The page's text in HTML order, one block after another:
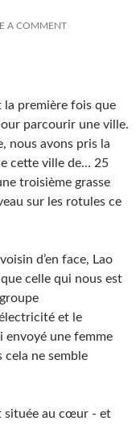
A COMMENT
la première fois que
parcourir une ville.
nous avons pris la
cette ville de… 25
troisième grasse
sur les rotules ce
d’en face, Lao
celle qui nous est
et le
envoyé une femme
cela ne semble
située au cœur ‑ et